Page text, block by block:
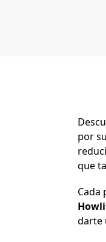
por
que
Cada
darte